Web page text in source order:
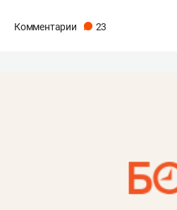
Комментарии 23